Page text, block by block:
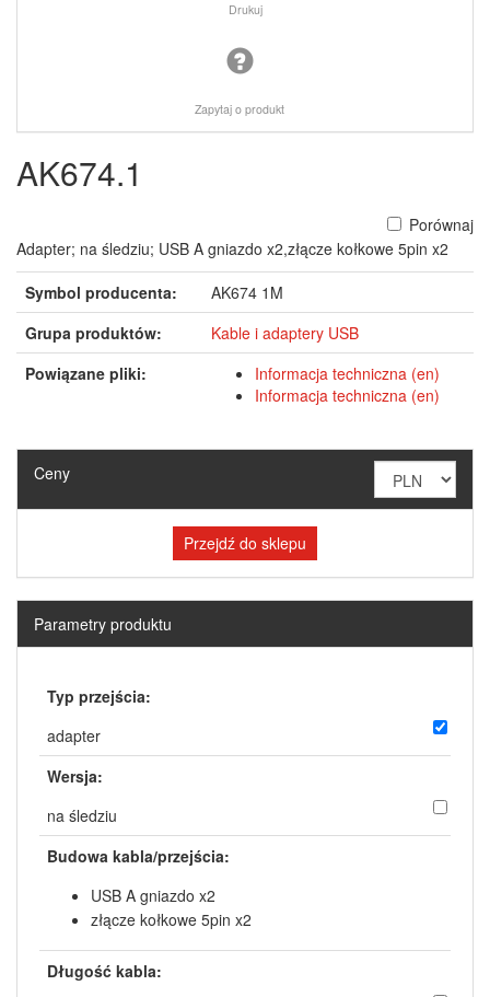
Drukuj
Zapytaj o produkt
AK674.1
Porównaj
Adapter; na śledziu; USB A gniazdo x2,złącze kołkowe 5pin x2
Symbol producenta:
AK674 1M
Grupa produktów:
Kable i adaptery USB
Powiązane pliki:
Informacja techniczna (en)
Informacja techniczna (en)
Ceny
Przejdź do sklepu
Parametry produktu
Typ przejścia:
adapter
Wersja:
na śledziu
Budowa kabla/przejścia:
USB A gniazdo x2
złącze kołkowe 5pin x2
Długość kabla: